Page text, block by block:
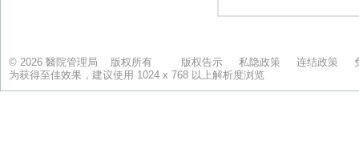
© 2026 醫院管理局 版权所有 版权告示 私隐政策 连结政策
为获得至佳效果，建议使用 1024 x 768 以上解析度浏览